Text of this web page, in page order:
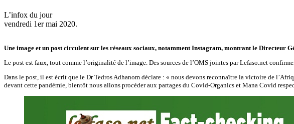
L’infox du jour
vendredi 1er mai 2020.
Une image et un post circulent sur les réseaux sociaux, notamment Instagram, montrant le Directeur
Le post est faux, tout comme l’originalité de l’image. Des sources de l’OMS jointes par Lefaso.net
Dans le post, il est écrit que le Dr Tedros Adhanom déclare : « nous devons reconnaître la victoire de
devant cette pandémie, bientôt nous allons procéder aux partages du Covid-Organics et Mana Covid